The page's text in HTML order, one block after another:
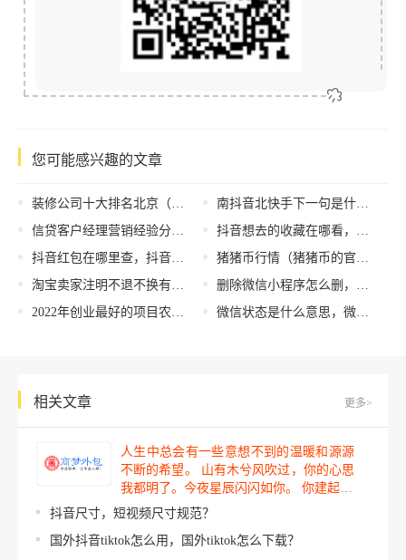
您可能感兴趣的文章
装修公司十大排名北京（北京别墅装修设计公司排行榜？大业美家提醒要从这三方面看）
信贷客户经理营销经验分享，客户经理销售技巧分享？
抖音红包在哪里查，抖音红包在哪里查有没有领
淘宝卖家注明不退不换有效吗，淘宝卖家注明不退不换有效吗 标注七天无理由？
2022年创业最好的项目农村，2020年农村创业最好的项目？
南抖音北快手下一句是什么（南抖音北快手完整的顺口溜）
抖音想去的收藏在哪看，抖音想去的收藏在哪看到？
猪猪币行情（猪猪币的官网最新消息）
删除微信小程序怎么删，微信小程序删除方法？
微信状态是什么意思，微信状态解释？
相关文章 更多>
人生中总会有一些意想不到的温暖和源源
不断的希望。 山有木兮风吹过，你的心思
我都明了。今夜星辰闪闪如你。 你建起…
抖音尺寸，短视频尺寸规范？
国外抖音tiktok怎么用，国外tiktok怎么下载？